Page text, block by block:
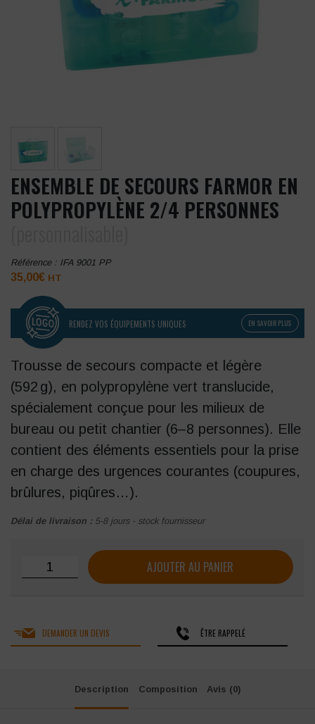
ENSEMBLE DE SECOURS FARMOR EN
POLYPROPYLÈNE 2/4 PERSONNES
Référence : IFA 9001 PP
35,00€ HT
RENDEZ VOS ÉQUIPEMENTS UNIQUES EN SAVOIR PLUS
Trousse de secours compacte et légère
(592 g), en polypropylène vert translucide,
spécialement conçue pour les milieux de
bureau ou petit chantier (6–8 personnes). Elle
contient des éléments essentiels pour la prise
en charge des urgences courantes (coupures,
brûlures, piqûres…).
Délai de livraison : 5-8 jours - stock fournisseur
quantité de Ensemble de secours FARMOR en
AJOUTER AU PANIER
DEMANDER UN DEVIS ÊTRE RAPPELÉ
Description Composition Avis (0)